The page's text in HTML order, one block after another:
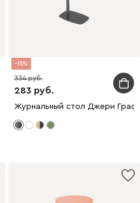
15
283
334
Журнальный стол Джери